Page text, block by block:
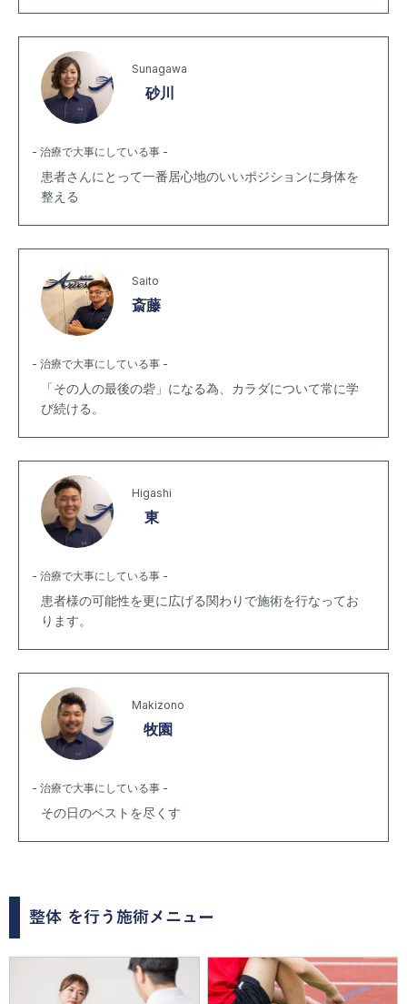
Sunagawa
砂川
- 治療で大事にしている事 -
患者さんにとって一番居心地のいいポジションに身体を
整える
Saito
斎藤
- 治療で大事にしている事 -
「その人の最後の砦」になる為、カラダについて常に学
び続ける。
Higashi
東
- 治療で大事にしている事 -
患者様の可能性を更に広げる関わりで施術を行なってお
ります。
Makizono
牧園
- 治療で大事にしている事 -
その日のベストを尽くす
整体 を行う施術メニュー